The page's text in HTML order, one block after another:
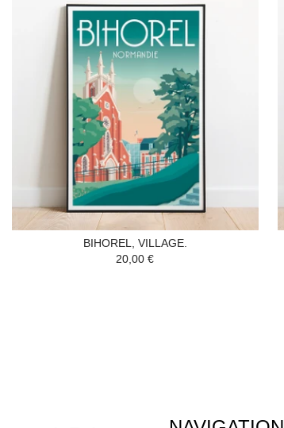
BIHOREL, VILLAGE.
20,00 €